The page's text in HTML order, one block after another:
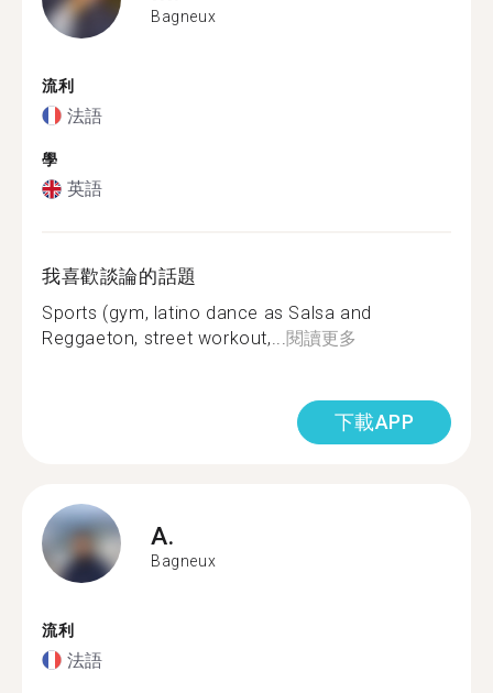
Bagneux
流利
法語
學
英語
我喜歡談論的話題
Sports (gym, latino dance as Salsa and
Reggaeton, street workout,...閱讀更多
下載APP
A.
Bagneux
流利
法語